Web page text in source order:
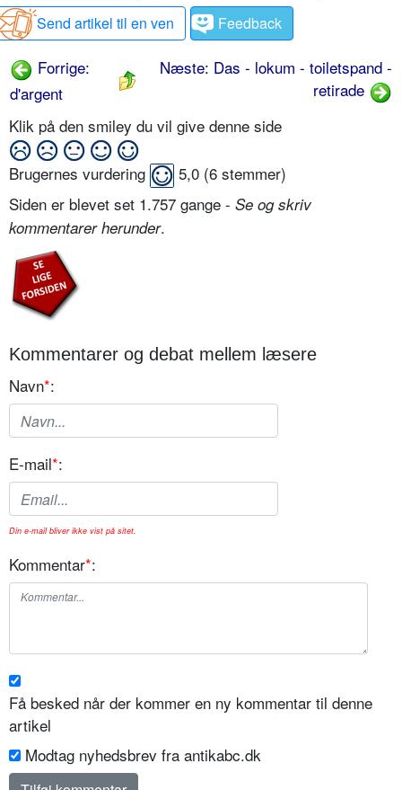
Send artikel til en ven
Feedback
Forrige:
d'argent
Næste: Das - lokum - toiletspand -
retirade
Klik på den smiley du vil give denne side
Brugernes vurdering 5,0 (6 stemmer)
Siden er blevet set 1.757 gange - Se og skriv
kommentarer herunder.
Kommentarer og debat mellem læsere
Navn*:
E-mail*:
Din e-mail bliver ikke vist på sitet.
Kommentar*:
Få besked når der kommer en ny kommentar til denne
artikel
Modtag nyhedsbrev fra antikabc.dk